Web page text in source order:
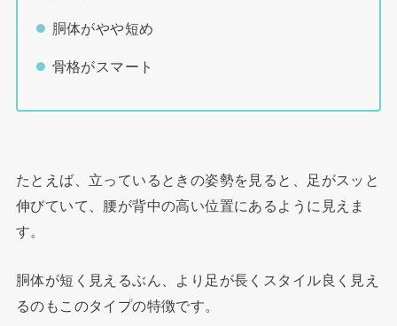
胴体がやや短め
骨格がスマート
たとえば、立っているときの姿勢を見ると、足がスッと
伸びていて、腰が背中の高い位置にあるように見えま
す。
胴体が短く見えるぶん、より足が長くスタイル良く見え
るのもこのタイプの特徴です。